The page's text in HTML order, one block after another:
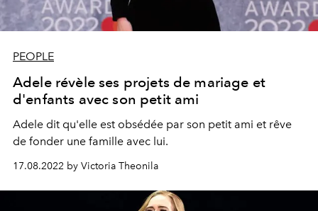
PEOPLE
Adele révèle ses projets de mariage et
d'enfants avec son petit ami
Adele dit qu'elle est obsédée par son petit ami et rêve
de fonder une famille avec lui.
17.08.2022 by Victoria Theonila